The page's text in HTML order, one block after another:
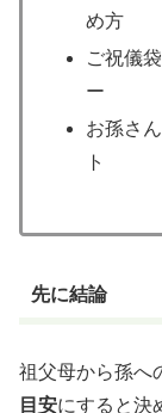
め方
ご祝儀
ー
お孫さ
ト
先に結論
祖父母から孫へ
目安にすると決